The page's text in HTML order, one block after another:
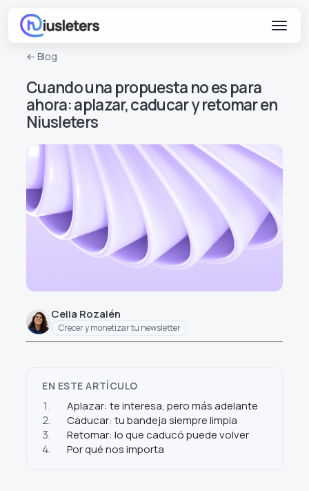
← Blog
Cuando una propuesta no es para
ahora: aplazar, caducar y retomar en
Niusleters
Celia Rozalén
Crecer y monetizar tu newsletter
EN ESTE ARTÍCULO
1.
Aplazar: te interesa, pero más adelante
2.
Caducar: tu bandeja siempre limpia
3.
Retomar: lo que caducó puede volver
4.
Por qué nos importa